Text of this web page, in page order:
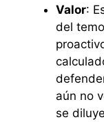
Valor:
del
aún no
se